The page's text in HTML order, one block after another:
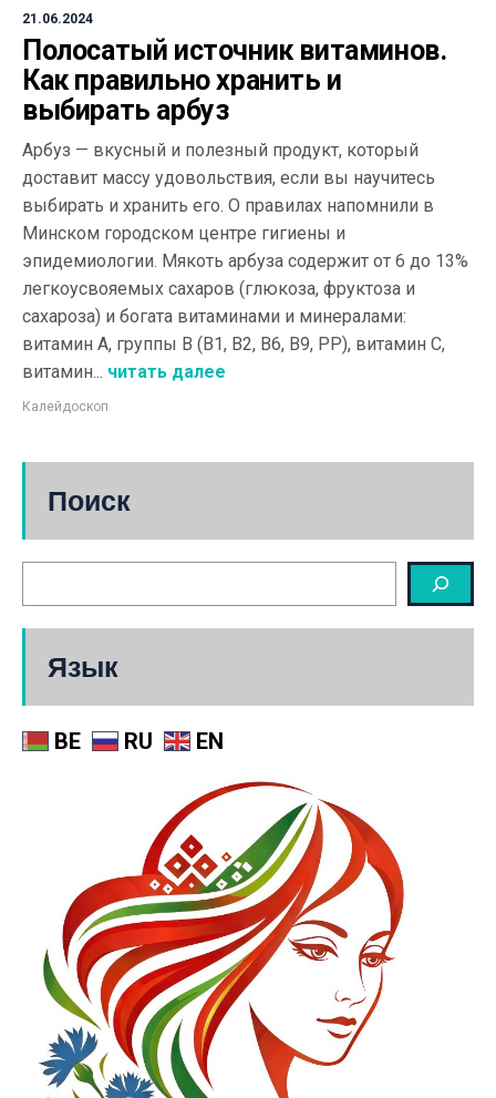
21.06.2024
Полосатый источник витаминов.
Как правильно хранить и
выбирать арбуз
Арбуз — вкусный и полезный продукт, который
доставит массу удовольствия, если вы научитесь
выбирать и хранить его. О правилах напомнили в
Минском городском центре гигиены и
эпидемиологии. Мякоть арбуза содержит от 6 до 13%
легкоусвояемых сахаров (глюкоза, фруктоза и
сахароза) и богата витаминами и минералами:
витамин А, группы В (В1, В2, В6, В9, РР), витамин С,
витамин... читать далее
Калейдоскоп
Поиск
Язык
BE RU EN